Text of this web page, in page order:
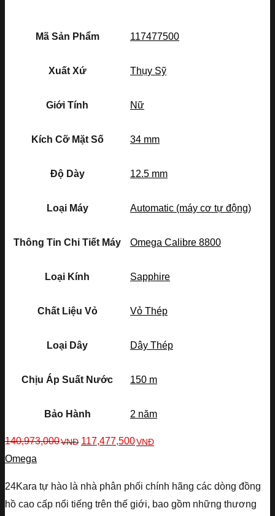
Mã Sản Phẩm 117477500
Xuất Xứ Thụy Sỹ
Giới Tính Nữ
Kích Cỡ Mặt Số 34 mm
Độ Dày 12.5 mm
Loại Máy Automatic (máy cơ tự động)
Thông Tin Chi Tiết Máy Omega Calibre 8800
Loại Kính Sapphire
Chất Liệu Vỏ Vỏ Thép
Loại Dây Dây Thép
Chịu Áp Suất Nước 150 m
Bảo Hành 2 năm
140,973,000VNĐ 117,477,500VNĐ
Omega
24Kara tự hào là nhà phân phối chính hãng các dòng đồng
hồ cao cấp nổi tiếng trên thế giới, bao gồm những thương